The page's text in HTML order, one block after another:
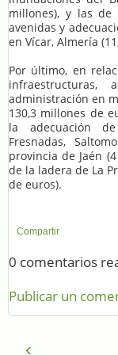
millones), y las de
avenidas y
en Vícar, Almería
Por último, en
administración en
130,3 millones de
la adecuación
Fresnadas,
provincia de Jaén
de la ladera de La
de euros).
Compartir
0 comentarios
Publicar un
‹